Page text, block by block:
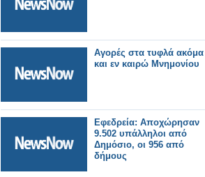
Αγορές στα τυφλά ακόμα
και εν καιρώ Μνημονίου
Εφεδρεία: Αποχώρησαν
9.502 υπάλληλοι από
Δημόσιο, οι 956 από
δήμους